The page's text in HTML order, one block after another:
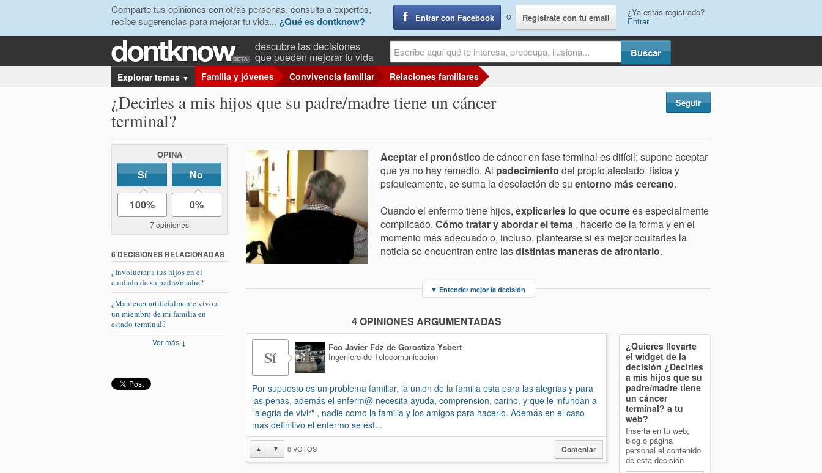
Comparte tus opiniones con otras personas, consulta a expertos,
recibe sugerencias para mejorar tu vida... ¿Qué es dontknow? Entrar con Facebook o Regístrate con tu email ¿Ya estás registrado?
Entrar
descubre las decisiones
que pueden mejorar tu vida
Explorar temas ▼ Familia y jóvenes Convivencia familiar Relaciones familiares
¿Decirles a mis hijos que su padre/madre tiene un cáncer
terminal?
Seguir
OPINA
Sí No
100% 0%
7 opiniones
6 DECISIONES RELACIONADAS
¿Involucrar a tus hijos en el
cuidado de su padre/madre?
¿Mantener artificialmente vivo a
un miembro de mi familia en
estado terminal?
Ver más ↓
Aceptar el pronóstico de cáncer en fase terminal es difícil; supone aceptar
que ya no hay remedio. Al padecimiento del propio afectado, física y
psíquicamente, se suma la desolación de su entorno más cercano.
Cuando el enfermo tiene hijos, explicarles lo que ocurrees especialmente
complicado. Cómo tratar y abordar el tema , hacerlo de la forma y en el
momento más adecuado o, incluso, plantearse si es mejor ocultarles la
noticia se encuentran entre lasdistintas maneras de afrontarlo.
▼ Entender mejor la decisión
4 OPINIONES ARGUMENTADAS
Sí
Fco Javier Fdz de Gorostiza Ysbert
Ingeniero de Telecomunicacion
Por supuesto es un problema familiar, la union de la familia esta para las alegrias y para
las penas, además el enferm@ necesita ayuda, comprension, cariño, y que le infundan a
"alegria de vivir" , nadie como la familia y los amigos para hacerlo. Además en el caso
mas definitivo el enfermo se est...
▲ ▼ 0VOTOS Comentar
¿Quieres llevarte
el widget de la
decisión ¿Decirles
a mis hijos que su
padre/madre tiene
un cáncer
terminal? a tu
web?
Inserta en tu web,
blog o página
personal el contenido
de esta decisión